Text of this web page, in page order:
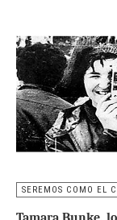
SEREMOS COMO EL